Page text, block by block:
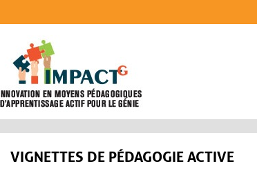
VIGNETTES DE PÉDAGOGIE ACTIVE